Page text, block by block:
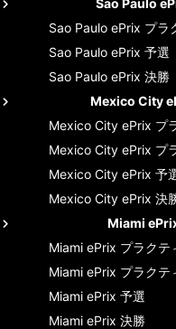
Sao Paulo ePrix プラ
Sao Paulo ePrix 予選
Sao Paulo ePrix 決勝
Mexico City
Mexico City ePrix プ
Mexico City ePrix プ
Mexico City ePrix 予
Mexico City ePrix 決
Miami
Miami ePrix プラクテ
Miami ePrix プラクテ
Miami ePrix 予選
Miami ePrix 決勝